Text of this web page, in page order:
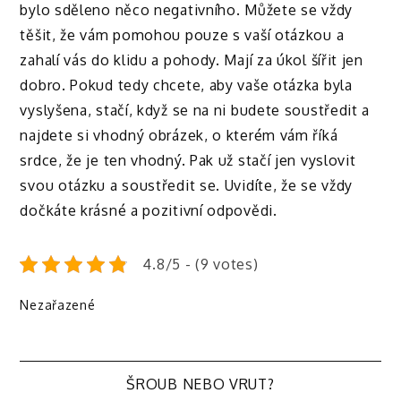
bylo sděleno něco negativního. Můžete se vždy
těšit, že vám pomohou pouze s vaší otázkou a
zahalí vás do klidu a pohody. Mají za úkol šířit jen
dobro. Pokud tedy chcete, aby vaše otázka byla
vyslyšena, stačí, když se na ni budete soustředit a
najdete si vhodný obrázek, o kterém vám říká
srdce, že je ten vhodný. Pak už stačí jen vyslovit
svou otázku a soustředit se. Uvidíte, že se vždy
dočkáte krásné a pozitivní odpovědi.
4.8/5 - (9 votes)
Nezařazené
ŠROUB NEBO VRUT?